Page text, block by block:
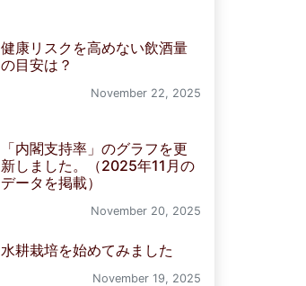
健康リスクを高めない飲酒量
の目安は？
November 22, 2025
「内閣支持率」のグラフを更
新しました。（2025年11月の
データを掲載）
November 20, 2025
水耕栽培を始めてみました
November 19, 2025